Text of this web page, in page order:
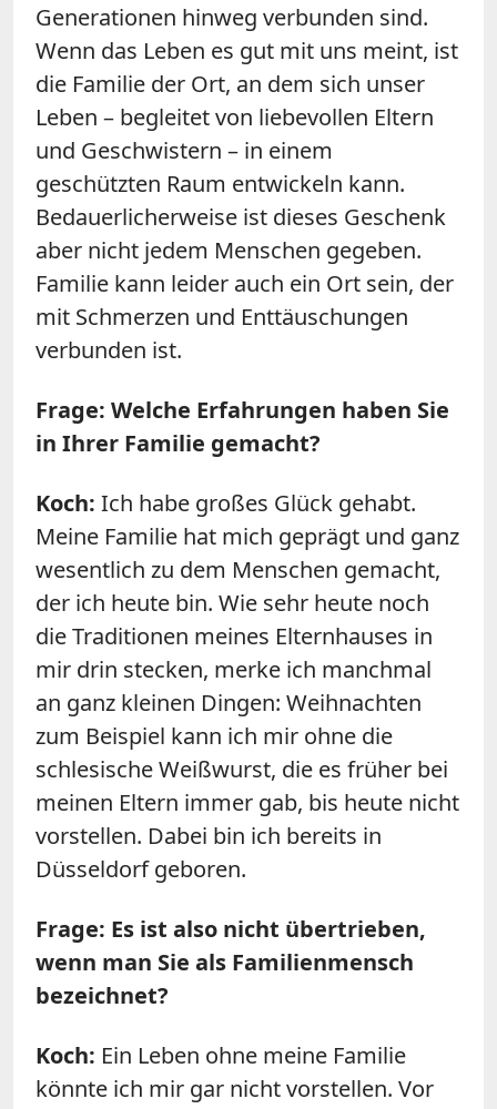
Generationen hinweg verbunden sind.
Wenn das Leben es gut mit uns meint, ist
die Familie der Ort, an dem sich unser
Leben – begleitet von liebevollen Eltern
und Geschwistern – in einem
geschützten Raum entwickeln kann.
Bedauerlicherweise ist dieses Geschenk
aber nicht jedem Menschen gegeben.
Familie kann leider auch ein Ort sein, der
mit Schmerzen und Enttäuschungen
verbunden ist.
Frage: Welche Erfahrungen haben Sie
in Ihrer Familie gemacht?
Koch: Ich habe großes Glück gehabt.
Meine Familie hat mich geprägt und ganz
wesentlich zu dem Menschen gemacht,
der ich heute bin. Wie sehr heute noch
die Traditionen meines Elternhauses in
mir drin stecken, merke ich manchmal
an ganz kleinen Dingen: Weihnachten
zum Beispiel kann ich mir ohne die
schlesische Weißwurst, die es früher bei
meinen Eltern immer gab, bis heute nicht
vorstellen. Dabei bin ich bereits in
Düsseldorf geboren.
Frage: Es ist also nicht übertrieben,
wenn man Sie als Familienmensch
bezeichnet?
Koch: Ein Leben ohne meine Familie
könnte ich mir gar nicht vorstellen. Vor